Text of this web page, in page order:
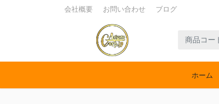
会社概要 お問い合わせ ブログ
ホーム